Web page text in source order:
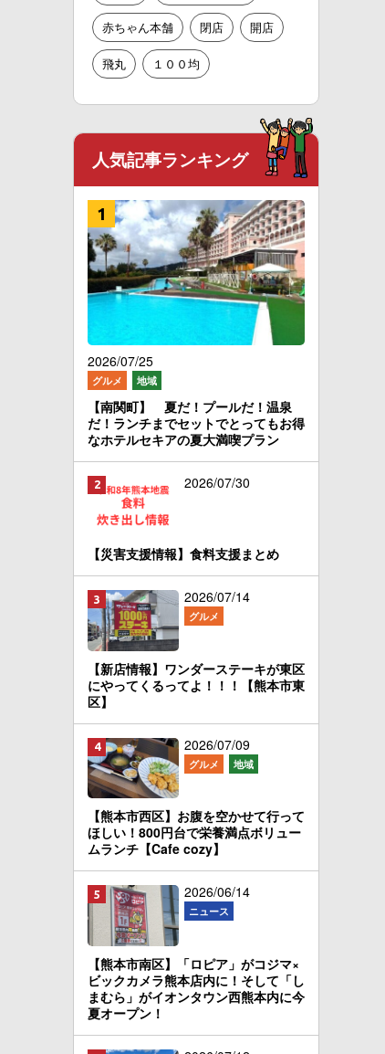
赤ちゃん本舗 閉店 開店
飛丸 １００均
人気記事ランキング
2026/07/25
グルメ 地域
【南関町】 夏だ！プールだ！温泉
だ！ランチまでセットでとってもお得
なホテルセキアの夏大満喫プラン
2026/07/30
【災害支援情報】食料支援まとめ
2026/07/14
グルメ
【新店情報】ワンダーステーキが東区
にやってくるってよ！！！【熊本市東
区】
2026/07/09
グルメ 地域
【熊本市西区】お腹を空かせて行って
ほしい！800円台で栄養満点ボリュー
ムランチ【Cafe cozy】
2026/06/14
ニュース
【熊本市南区】「ロピア」がコジマ×
ビックカメラ熊本店内に！そして「し
まむら」がイオンタウン西熊本内に今
夏オープン！